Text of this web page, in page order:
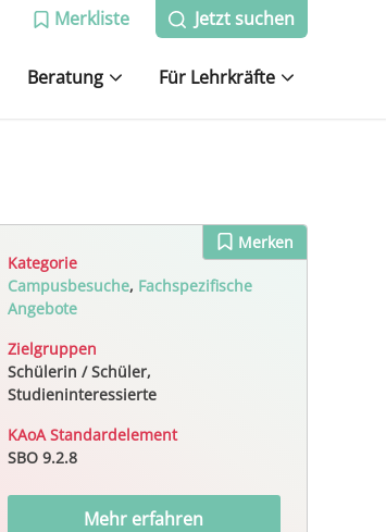
Merkliste Jetzt suchen
Beratung Für Lehrkräfte
Merken
Kategorie
Campusbesuche, Fachspezifische
Angebote
Zielgruppen
Schülerin / Schüler,
Studieninteressierte
KAoA Standardelement
SBO 9.2.8
Mehr erfahren